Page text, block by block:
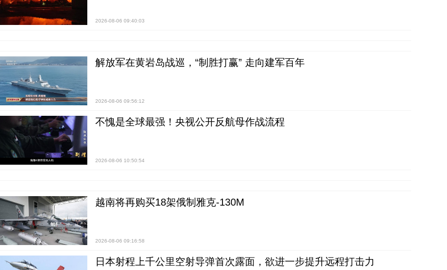
2026-08-06 09:40:03
解放军在黄岩岛战巡，“制胜打赢” 走向建军百年
2026-08-06 09:56:12
不愧是全球最强！央视公开反航母作战流程
2026-08-06 10:50:54
越南将再购买18架俄制雅克-130M
2026-08-06 09:16:58
日本射程上千公里空射导弹首次露面，欲进一步提升远程打击力